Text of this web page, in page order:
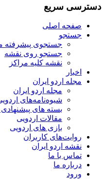
دسترسی سریع
صفحه اصلی
جستجو
جستجوی پیشرفته
جستجو روی نقشه
نقشه کلیه مراکز
اخبار
مجله اردو ایران
مجله اردو ایران
شیوه‌نامه‌های
بسته های پیشنهادی
مقالات اردویی
بازی های اردویی
روایت‌های کاربران
نقشه اردو ایران
تماس با ما
درباره ما
ورود